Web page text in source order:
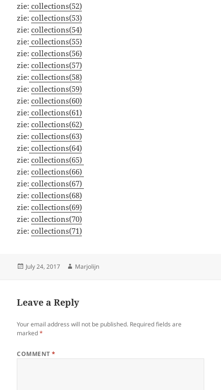
zie: collections(52)
zie:collections(53)
zie:collections(54)
zie: collections(55)
zie:collections(56)
zie:collections(57)
zie: collections(58)
zie:collections(59)
zie:collections(60)
zie: collections(61)
zie:collections(62)
zie:collections(63)
zie: collections(64)
zie:collections(65)
zie:collections(66)
zie: collections(67)
zie:collections(68)
zie:collections(69)
zie:collections(70)
zie:collections(71)
Posted
July 24, 2017 Author
Marjolijn
Leave a Reply
Your email address will not be published. Required fields are
marked*
COMMENT*